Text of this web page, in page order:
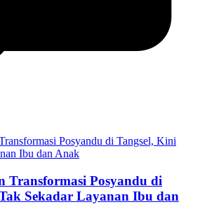
Transformasi Posyandu di
Sekadar Layanan Ibu dan